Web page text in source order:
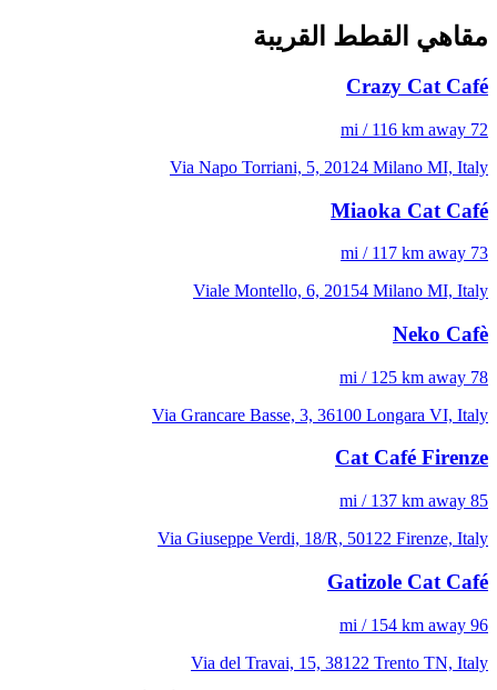
مقاهي القطط القريبة
Crazy Cat Café
72 mi / 116 km away
Via Napo Torriani, 5, 20124 Milano MI, Italy
Miaoka Cat Café
73 mi / 117 km away
Viale Montello, 6, 20154 Milano MI, Italy
Neko Cafè
78 mi / 125 km away
Via Grancare Basse, 3, 36100 Longara VI, Italy
Cat Café Firenze
85 mi / 137 km away
Via Giuseppe Verdi, 18/R, 50122 Firenze, Italy
Gatizole Cat Café
96 mi / 154 km away
Via del Travai, 15, 38122 Trento TN, Italy